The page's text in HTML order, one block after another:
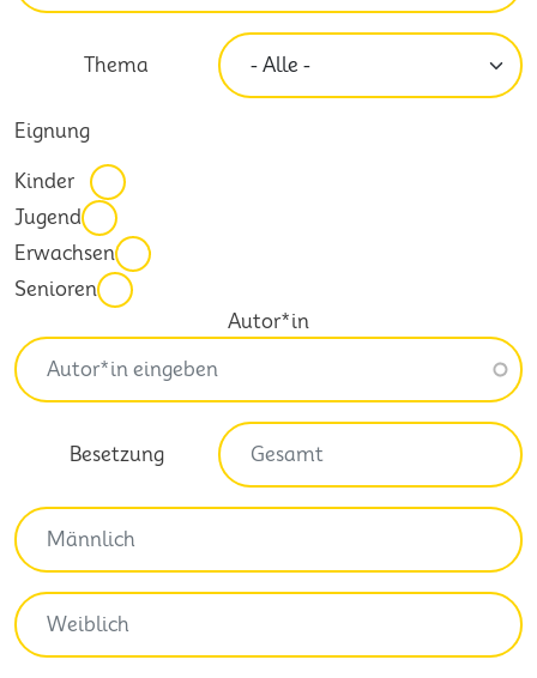
Thema
Kinder
Eignung
Jugend
Erwachsen
Senioren
Autor*in
Besetzung